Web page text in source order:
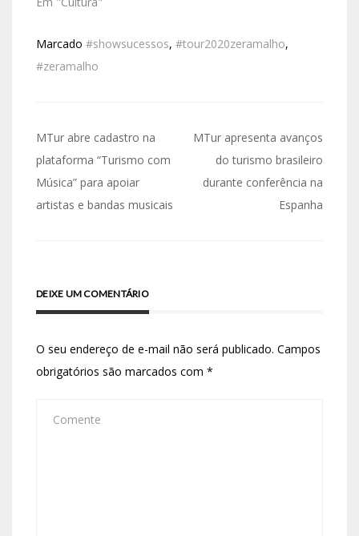
Marcado #showsucessos, #tour2020zeramalho,
#zeramalho
MTur abre cadastro na
plataforma “Turismo com
Música” para apoiar
artistas e bandas musicais
MTur apresenta avanços
do turismo brasileiro
durante conferência na
Espanha
DEIXE UM COMENTÁRIO
O seu endereço de e-mail não será publicado. Campos
obrigatórios são marcados com *